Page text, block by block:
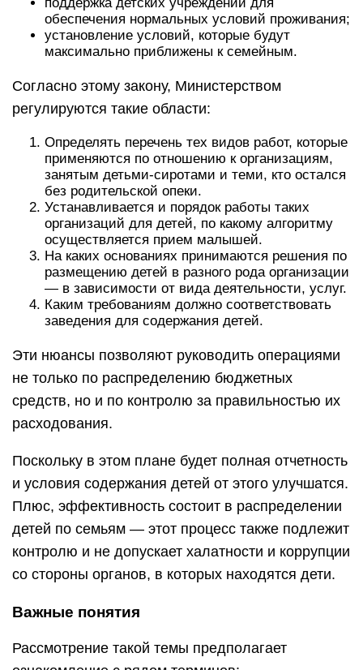
обеспечения нормальных условий проживания;
установление условий, которые будут
максимально приближены к семейным.
Согласно этому закону, Министерством
регулируются такие области:
Определять перечень тех видов работ, которые
применяются по отношению к организациям,
занятым детьми-сиротами и теми, кто остался
без родительской опеки.
Устанавливается и порядок работы таких
организаций для детей, по какому алгоритму
осуществляется прием малышей.
На каких основаниях принимаются решения по
размещению детей в разного рода организации
— в зависимости от вида деятельности, услуг.
Каким требованиям должно соответствовать
заведения для содержания детей.
Эти нюансы позволяют руководить операциями
не только по распределению бюджетных
средств, но и по контролю за правильностью их
расходования.
Поскольку в этом плане будет полная отчетность
и условия содержания детей от этого улучшатся.
Плюс, эффективность состоит в распределении
детей по семьям — этот процесс также подлежит
контролю и не допускает халатности и коррупции
со стороны органов, в которых находятся дети.
Важные понятия
Рассмотрение такой темы предполагает